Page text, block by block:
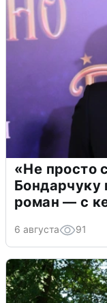
«Не просто
роман — с
6 августа 91